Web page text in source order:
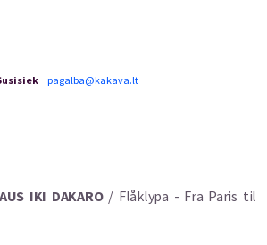
pagalba@kakava.lt
IKI DAKARO / Flåklypa - Fra Paris til